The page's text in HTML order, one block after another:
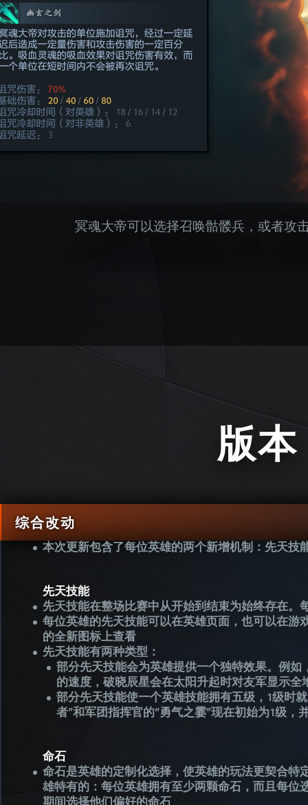
冥魂大帝可以选择召唤骷髅兵，或者攻
版本
综合改动
本次更新包含了每位英雄的两个新增机制：先天技
先天技能
先天技能在整场比赛中从开始到结束为始终存在。
每位英雄的先天技能可以在英雄页面，也可以在游
的全新图标上查看
先天技能有两种类型：
部分先天技能会为英雄提供一个独特效果。例
的速度，破晓辰星会在太阳升起时对友军显示全
部分先天技能使一个英雄技能拥有五级，1级时
者”和军团指挥官的“勇气之霎”现在初始为1级，
命石
命石是英雄的定制化选择，使英雄的玩法更契合特
雄特有的：每位英雄拥有至少两颗命石，而且每位
期间选择他们偏好的命石